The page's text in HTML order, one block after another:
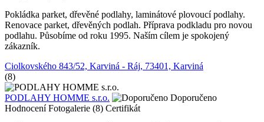
Pokládka parket, dřevěné podlahy, laminátové plovoucí podlahy.
Renovace parket, dřevěných podlah. Příprava podkladu pro novou
podlahu. Působíme od roku 1995. Naším cílem je spokojený
zákazník.
Ciolkovského 843/52, Karviná - Ráj, 73401, Karviná
(8)
PODLAHY HOMME s.r.o.
Doporučeno
Hodnocení Fotogalerie (8) Certifikát